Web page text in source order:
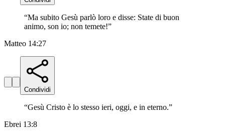
“Ma subito Gesù parlò loro e disse: State di buon
animo, son io; non temete!”
Matteo 14:27
Condividi
“Gesù Cristo è lo stesso ieri, oggi, e in eterno.”
Ebrei 13:8